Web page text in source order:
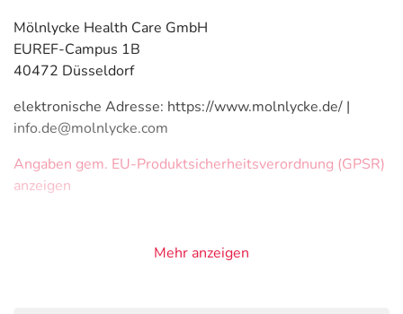
Mölnlycke Health Care GmbH
EUREF-Campus 1B
40472 Düsseldorf
elektronische Adresse: https://www.molnlycke.de/ |
info.de@molnlycke.com
Angaben gem. EU-Produktsicherheitsverordnung (GPSR)
anzeigen
Mehr anzeigen